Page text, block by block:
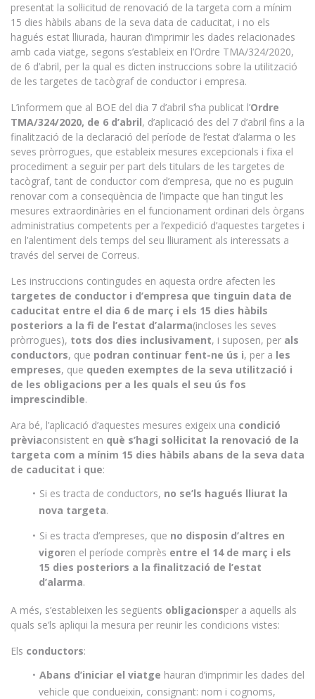
presentat la sol·licitud de renovació de la targeta com a mínim
15 dies hàbils abans de la seva data de caducitat, i no els
hagués estat lliurada, hauran d’imprimir les dades relacionades
amb cada viatge, segons s’estableix en l’Ordre TMA/324/2020,
de 6 d’abril, per la qual es dicten instruccions sobre la utilització
de les targetes de tacògraf de conductor i empresa.
L’informem que al BOE del dia 7 d’abril s’ha publicat l’Ordre
TMA/324/2020, de 6 d’abril, d’aplicació des del 7 d’abril fins a la
finalització de la declaració del període de l’estat d’alarma o les
seves pròrrogues, que estableix mesures excepcionals i fixa el
procediment a seguir per part dels titulars de les targetes de
tacògraf, tant de conductor com d’empresa, que no es puguin
renovar com a conseqüència de l’impacte que han tingut les
mesures extraordinàries en el funcionament ordinari dels òrgans
administratius competents per a l’expedició d’aquestes targetes i
en l’alentiment dels temps del seu lliurament als interessats a
través del servei de Correus.
Les instruccions contingudes en aquesta ordre afecten les
targetes de conductor i d’empresa que tinguin data de
caducitat entre el dia 6 de març i els 15 dies hàbils
posteriors a la fi de l’estat d’alarma(incloses les seves
pròrrogues), tots dos dies inclusivament, i suposen, per als
conductors, que podran continuar fent-ne ús i, per a les
empreses, que queden exemptes de la seva utilització i
de les obligacions per a les quals el seu ús fos
imprescindible.
Ara bé, l’aplicació d’aquestes mesures exigeix una condició
prèviaconsistent en què s’hagi sol·licitat la renovació de la
targeta com a mínim 15 dies hàbils abans de la seva data
de caducitat i que:
Si es tracta de conductors, no se’ls hagués lliurat la
nova targeta.
Si es tracta d’empreses, que no disposin d’altres en
vigoren el període comprès entre el 14 de març i els
15 dies posteriors a la finalització de l’estat
d’alarma.
A més, s’estableixen les següents obligacionsper a aquells als
quals se’ls apliqui la mesura per reunir les condicions vistes:
Els conductors:
Abans d’iniciar el viatge hauran d’imprimir les dades del
vehicle que condueixin, consignant: nom i cognoms,